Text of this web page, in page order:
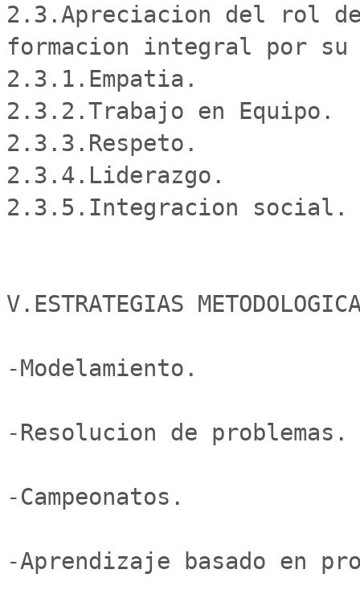
2.3.Apreciacion del rol
formacion integral por
2.3.1.Empatia.
2.3.2.Trabajo en Equipo.
2.3.3.Respeto.
2.3.4.Liderazgo.
2.3.5.Integracion social.
V.ESTRATEGIAS
-Modelamiento.
-Resolucion de problemas.
-Campeonatos.
-Aprendizaje basado en